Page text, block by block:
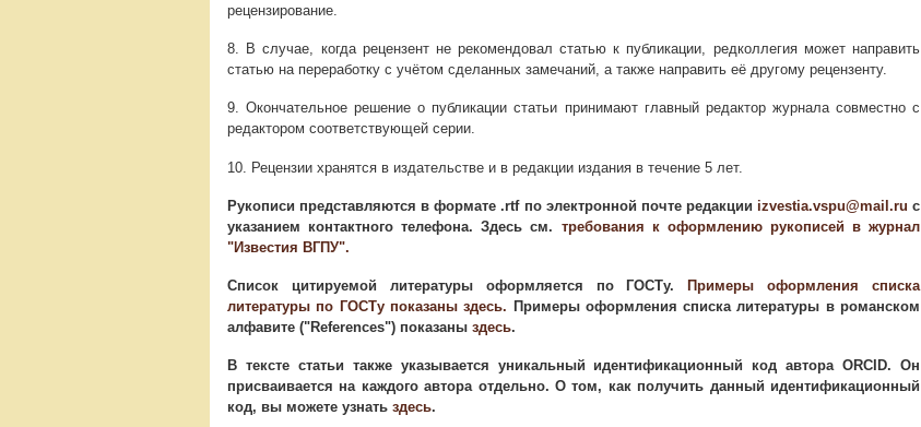
рецензирование.
8. В случае, когда рецензент не рекомендовал статью к публикации, редколлегия может направить
статью на переработку с учётом сделанных замечаний, а также направить её другому рецензенту.
9. Окончательное решение о публикации статьи принимают главный редактор журнала совместно с
редактором соответствующей серии.
10. Рецензии хранятся в издательстве и в редакции издания в течение 5 лет.
Рукописи представляются в формате .rtf по электронной почте редакции izvestia.vspu@mail.ruс
указанием контактного телефона. Здесь см. требования к оформлению рукописей в журнал
"Известия ВГПУ".
Список цитируемой литературы оформляется по ГОСТу.
Примеры оформления списка
литературы по ГОСТу показаны здесь. Примеры оформления списка литературы в романском
алфавите ("References") показаны здесь.
В тексте статьи также указывается уникальный идентификационный код автора ORCID. Он
присваивается на каждого автора отдельно. О том, как получить данный идентификационный
код, вы можете узнать здесь.